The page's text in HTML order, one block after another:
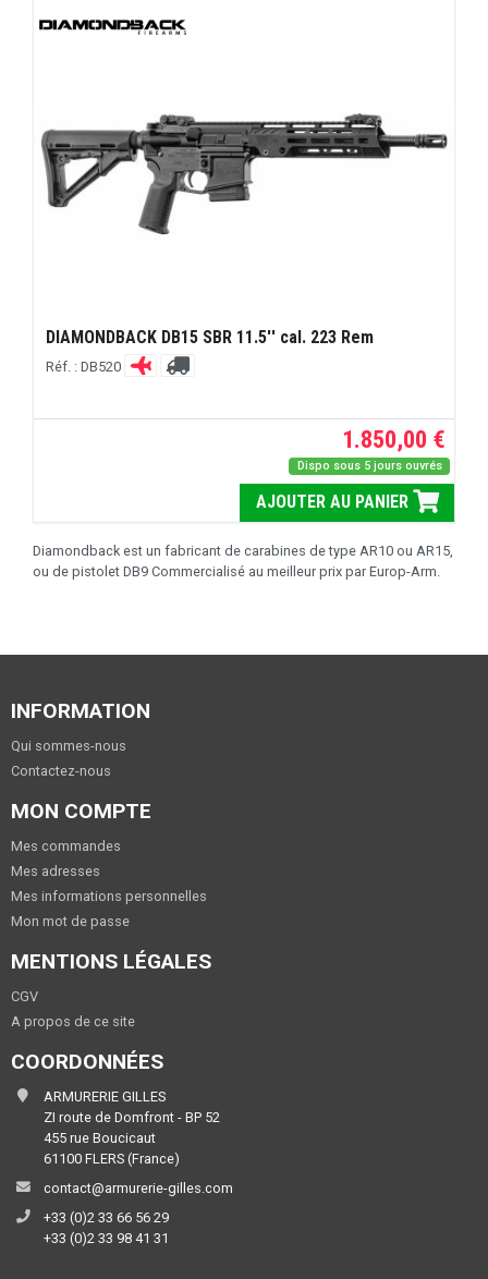
DIAMONDBACK DB15 SBR 11.5'' cal. 223 Rem
Réf. : DB520
1.850,00 €
Dispo sous 5 jours ouvrés
AJOUTER AU PANIER
Diamondback est un fabricant de carabines de type AR10 ou AR15,
ou de pistolet DB9 Commercialisé au meilleur prix par Europ-Arm.
INFORMATION
Qui sommes-nous
Contactez-nous
MON COMPTE
Mes commandes
Mes adresses
Mes informations personnelles
Mon mot de passe
MENTIONS LÉGALES
CGV
A propos de ce site
COORDONNÉES
ARMURERIE GILLES
ZI route de Domfront - BP 52
455 rue Boucicaut
61100 FLERS (France)
contact@armurerie-gilles.com
+33 (0)2 33 66 56 29
+33 (0)2 33 98 41 31